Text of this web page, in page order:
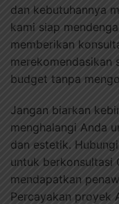
dan kebutuhannya
kami siap
memberikan
merekomendasikan
budget tanpa
Jangan biarkan
menghalangi Anda
dan estetik.
untuk berkonsultasi
mendapatkan
Percayakan proyek